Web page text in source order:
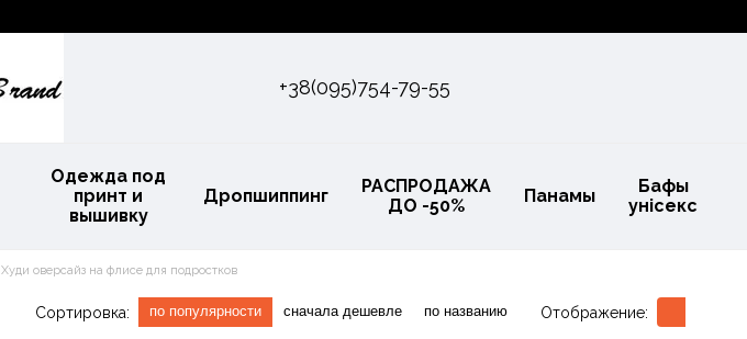
+38(095)754-79-55
Одежда под
принт и
вышивку
Дропшиппинг
РАСПРОДАЖА
ДО -50%
Панамы
Бафы
унісекс
Худи оверсайз на флисе для подростков
Сортировка: по популярности сначала дешевле по названию Отображение: